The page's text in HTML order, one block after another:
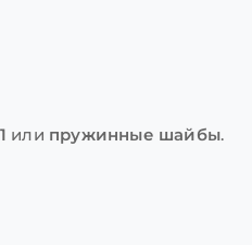
или пружинные шайбы.